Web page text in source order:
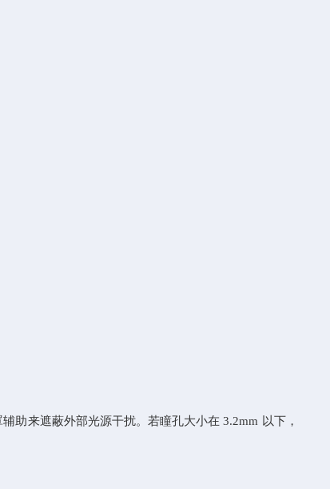
遮蔽外部光源干扰。若瞳孔大小在 3.2mm 以下，